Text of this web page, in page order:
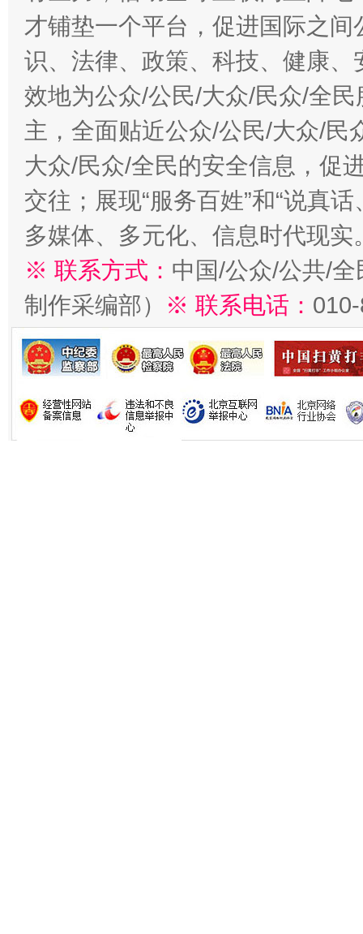
才铺垫一个平台，促进国际之
识、法律、政策、科技、健康
效地为公众/公民/大众/民众/全
主，全面贴近公众/公民/大众/民
大众/民众/全民的安全信息，促
交往；展现“服务百姓”和“说真
多媒体、多元化、信息时代现实
※ 联系方式： 中国/公众/公共/
制作采编部）
※ 联系电话：